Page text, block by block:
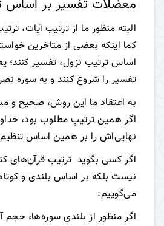
معضلات تفسیر بر اساس
البته منظور ما از ترتیب آیات،
کما اینکه بعضی از متاخرین
اساس ترتیب نزول، تفسیر کنند؛
تفسیر را شروع کنند و به سوره
به اعتقاد ما این روش، صحیح و
اگر همین ترتیبِ مطلوب بود،
نهایی‌اش را بر همین اساس
اگر کسی بگوید ترتیب قرآن‌های
می‌گوییم:
اگر منظور از بلندی سوره‌ها،